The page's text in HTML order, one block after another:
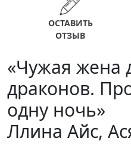
ОСТАВИТЬ
ОТЗЫВ
«Чужая жена
драконов.
одну ночь»
Ллина Айс,